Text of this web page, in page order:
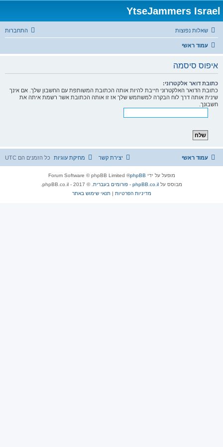
YtseJammers Israel
שאלות נפוצות התחברות
עמוד ראשי
איפוס סיסמה
כתובת דואר אלקטרוני:
כתובת הדואר האלקטרוני חייבת להיות אותה הכתובת המשותפת עם החשבון שלך. אם אינך
שינית אותה דרך לוח הבקרה למשתמש שלך אז זו אותה הכתובת אשר רשמת איתה את
חשבונך.
עמוד ראשי כל הזמנים הם UTC מחיקת עוגיות יצירת קשר
מופעל על ידי phpBB
® Forum Software © phpBB Limited
מבוסס על phpBB.co.il - פורומים בעברית
. © 2017 - phpBB.co.il.
מדיניות הפרטיות |תנאי שימוש באתר